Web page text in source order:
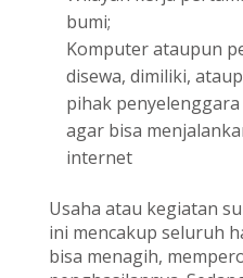
bumi;
Komputer ataupun
disewa, dimiliki,
pihak
agar bisa
internet
Usaha atau kegiatan
ini mencakup seluruh
bisa menagih,